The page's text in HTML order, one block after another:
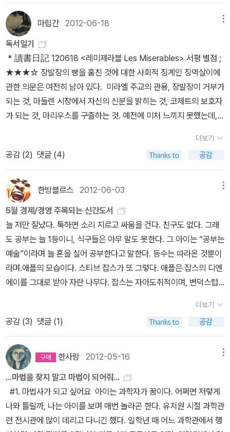
^ 독특한 그림을 그리는 '모로호시 다이지로'의 요괴헌터 완결
작인줄 알았더니 시리즈네... Y 더 라스트맨보다는 자극적이지
않지만, 심오한 주제를 다룬 DC와 마블의 히어로 들과는 또 다른 히
어로 그래픽 노블 영화 때문에 읽게된 만화. 프랭크 밀러 스타일
이 느껴지는데, 영화가 원작을 잘 살린것 같네요.
정리한 마블, DC, 버티고 출판사 만화들 정리한 영어책
들 드디어 '그림자매'시리즈를 10년만에 읽게 되었네요. 처음
만났을때 그림동화를 이렇게 재해석하기도 하는구나..감탄했었는데,
은 평을 주었는데, 만약 페블즈라는 그래픽 노블을 먼저 만났더라면
평이 달라졌을수도 있겠어요.^^ 조카가 너무 좋아하는 시리즈
라 저는 영어책으로 먼저 읽고 나중에 조카도 영어책으로 읽길 바라
는 마음에서 구입했지만, 조카는 그냥 한글로 읽는데요. ㅎㅎ 빨리 읽
고 반값에 알라딘 정리 조카와 함께 읽었던 그
림책들 정리중... ============================
======================================
============== 선물 한 책들 - 선물로 구입한 책도 있고,
읽고 선물한 책들도 있어요. 즐겁게 읽은책을 함께 나
누는것이 가장 기쁜것 같습니다. 올해 첫 조카에게 선물한 책.
조카가 좋아하는 시리즈 '설민석', '39층', '마법천자문', '엉덩이 탐
기 시작했어요. 살짝 걱정을 하길래, 재미있게 읽으라고 선물. 1권
카 추천한책 조카가 어린이날 선물로 고른책- 기특한 녀석 ^^ 그림
은 못 그리겨도 그림 그리기를 좋아하는 조카~여행갔던 홍콩과 대만
이 있어서 더 좋았어요. 1권 읽다가 선물해주고 싶은 친구
가 생각나서 선물했어요.
==========================
======================================
린 현실에서도 훈훈한 인정이... 이병승 작가 <여우의 화원>이 2012
년 2분기 우수문학도서로 선정됐다. 쌍용차 해고 노등자 가족 아이들
의 용역놀이는 가슴 아프고 섬뜩...책을 읽고 리뷰하지 못했는데 뒤늦
은 축하와 더불어 관심도서로 찜한다. 청소년 테마소설 <난 아프지
않아>는 2012년 여름 책따세추천도서로도 선정됐다.표제작이기도
한 이병승의 「난 아프지 않아」는 학교폭력과 왕따 문제를 다루고 있
다. 중학교에 올라가 일찌감치 입시를 위한 경쟁 체제에 내몰린 ‘나’는
어느 날 멋진 친구가 생겼다. 여기엔 깜짝 놀랄 반전과 슬픈 결말이 예
를 허물고 그 안에 아이들 특유의 감성을 예민하게 담아낸 작품이다.
(알라딘 책소개) 김남중 작가님의 신간도서 <아파트 옆 작은 논>과
<연이동 월령전>지난 주 전화통화할 때, 곧 광주를 다룬 신간도서가
나온다고 했는데 바로 이 책인가 보다.^^《연이동 원령전》은 1980년
5월 광주항쟁을 다루고 있다. 물론 광주는 30년도 더 지난 과거의 사
건만은 아니다. 당사자들이 아직 살아 있으며, 사람들의 고통 역시 현
재적이다. 여전히 우리 머리와 가슴을 짓누르는 고통이자 다른 한편
우리를 달뜨게 하는 자부심이기도 하다. 이 무거운 역사적 주제를 동
화는 어떻게 형상화할 것인가? 어린 아이들에게까지 굳이 알릴 필요
가 있을까, 하고 눙치고 넘어가는 것이야말로 역사적 무지를 드러내
는 어리석은 생각일 것이다. 그렇다면 어떻게 형상화해야 할 것인가?
다. 그리고 그 중간을 이어주는 샤머니즘적인 만신과 무녀, 아이들을
통해 매끄럽고 실감나게 현실과 역사적 의미를 함께 포착하고 있다....
(알라딘 책소개)
전문가가 추천하는 8월의 좋은 어린책~~요즘 세밀
화를 배우는 중이라 끌린다.<우리나라의 유네스코 세계유산>은방학
중 논술수업에 활용해볼까... 그리고 궁금한 신간들~ 7월에
발표된 2012년 여름 책따세 추천도서도 담아본다. ● 이 목록은 누구
나 자유롭게 활용할 수 있으며, 출처를 밝힌다면 얼마든지 변형하여
활용해도 좋습니다. 단, 책/따/세의 사전 허락 없이 책/따/세 목록과
다(온도가 400도가 넘는다). 하지만 20억년은 상당히 긴 시간이고,
인류는 거의 틀림없이 그보다 휠씬 전에 멸종했을 테니, 누군가 남아
서 튀겨지는 일은 없을 것이다. 아니면, 인류의 기술이 굉장히 발달해
지구를 더 안락한 궤도로 이동시킬 수 있을지도 모른다. -p130 우리
의 지구가 영원토록 한마음 한 뜻으로 두 손 모아 기도 드리자~ 20
05년 12월 20일, 펜실베니아주 해리스버그의 연방법원 판사 존 존
스 3세가 '키츠밀러 대 도버 지역 학군' 재판의 판결을 내리는 날이었
다. 펜실베니아 주 도버의 학교 관리자들이 지역 고등학교에서 쓸 생
물교과서를 정하려고 모였다. 그런데 지금의 교과서가 다윈주의 진화
이론을 고수하는 게 못마땅했던 교육위원회 몇 명이 성경적 창조 이
론을 소개하는 대안 교과서를 쓰자고 제안했다. 이러자 후폭풍이 몰
설계론은 과학이 아니라 종교라고 반박하며 수업을 거부하였다. 공립
학교에서 종교적 내용을 가르치는 것은 미국 헌법에 위배되는 것이기
에 분개한 학부모 열한명이 나서서 문제를 법정을 가져갔다. 이에 조
지 부시 대통령이 지명한 사람답게 독실한 신자이고 보수적인 공화당
원인 존스 판사는 크리스마스 닷새전 판결문을 언도했다. 이성적이
고 객관적인 관찰자가 이 사건에 제출된 양측의 방대한 자료와 재판
부의 서술을 본다면, 지적 설계론은 흥미로운 신학적 변론이기는 하
되 과학은 아니라는 결론에 다다를 수 밖에 없을 것이다....... 요컨대
이론의 위치를 틀리게 설명했고, 학생들로 하여금 과학적 장당성도
없이 그 타당성을 의심하게 했고, 과학 이론으로 가장한 대안적 종교
이론을 학생들에게 제안했고, 창조론 책인 <판다와 인간>을 과학자
료인 것처럼 묘사하며 학생들에게 참고하라고 안내했으며, 학생들로
하여금 공립학교의 교실에서 과학적 탐구를 하는 대신 다른 곳에서
종교적 가르침을 구하라고 지시했다. 판사는 진화 이론에 심각한 결
함이 있다는 피고측 주장 또한 사실이 아니라고 기각했다. 다윈의 진
화이론은 물론 완벽하지 않다. 하지만 과학 이론이 아직 모든 논저믈
설명해 내지 못한다는 점을 구실로 삼아 종교에 기반한 시험 불가능
마립간 2012-06-18
독서일기
* 讀書日記 120618 <레미제라블 Les Miserables> 서평 별점 ;
★★★☆ 장발장의 빵을 훔친 것에 대한 사회적 징계인 징역살이에
관한 의문은 여전히 남아 있다. 미라엘 주교의 관용, 장발장이 거부가
되는 것, 마들렌 시장에서 자신의 신분을 밝히는 것, 코제트의 보호자
가 되는 것, 마리우스를 구출하는 것. 예전에 미처 느끼지 못했는데,
긴박감을 주는 내용. * 밑줄긋기p 48 그는 1815년 10월에 만기로
석방되었다. 유리창 한 장을 깨고 한 조각의 빵을 훔친 죄로 그는 179
6년에 투옥되었다.p 48 그는 감옥에 들어갈 때는 절망에 빠진 상태
였으나, 나올 때는 침울해져 있었다.p 74 이 두 사람은 벼락부자가
된 속물과 타락한 지식인으로 구성된 잡탕 계급에 속해 있었다. 말하
자면 중류 계급과 하층 계급의 중간에 놓여 있어서, 얼마간의 후자의
결점과 전자의 거의 모든 악덕을 아울러 가지고 있었다. 더욱이 그들
은 노동자의 고매한 정열이나 시민의 성실한 질서도 갖고 있지 못했
다.p 76 한쪽을 사랑하면 반드시 다른 한쪽을 미워하지 않고는 못 견
디는 성질의 인간이 있다. 테나르디에의 아내는 자기 딸을은 더없이
사랑했으나, 이 때문에 남의 아이인 코제트를 미워했다.p 95 그녀는
정말로 존경할 만한 여자였으며, 확고하고 공정하며 가난한 사람들을
잘 도왔다. 그러나 남을 이해하고 용서하는 자비심은 그리 넉넉하지
수 없다.p 150 그가 베푼 선행은 불과 두서너 시간 안에 깨끗이 잊혀
지고,p 443 그는 세상에 태어나 처음으로 머리를 숙이고, 또한 태어
나서 처음으로 뒷짐을 지고 걷고 있었다. ; 그는 자베르 <아이의
자존감> 서평 별점 ; ★★★ 아래 2개의 글을 읽을 것으로 가치가 있
었다. * 밑줄긋기p 210 관습적으로 쓰이는 자존심은 ‘굽히지 않으려
는 의지’ ‘다른 사람과 자신을 비교했을 때 존중받고 싶어하는 마음’을
더보기
공감 (2) 댓글 (4)
한방블르스 2012-06-03
5월 경제/경영 주목되는 신간도서
늘 저만 잘났다. 툭하면 소리 지르고 싸움을 건다. 친구도 없다. 그래
도 공부는 늘 1등이니, 식구들은 아무 말도 못한다. 그 아이는 “공부는
예술”이라며 늘 혼을 실어 공부한다고 말한다. 등수는 따라온 것뿐이
라며.애플의 모습이다. 스티브 잡스가 또 그렇다. 애플은 잡스의 디엔
에이를 그대로 받아 자란 나무다. 잡스는 자아도취적이며, 변덕스럽
현대 경영학의 검증된 이론을 완전히 거스른다. 정보공유란 단어가
없다. 온통 비밀스럽다. “애플 직원들은 회사에 목수가 나타나면 뭔가
중요한 일이 진행되고 있음을 직감한다. 새로운 벽이 세워지고 거기
에 문이 생기며 보안장치가 마련된다. 투명했던 창문은 내부가 보이
지 않도록 코팅 처리된다.”지은이의 관심은 ‘못된’ 애플을 드러내자는
게 아니라 이런 기업이 어떻게 세계 최고가 되었는가에 있다. 그리고
욕을 먹는 바로 그 못된 짓들에서 비결을 찾는다. ‘아니오’라고 누구나
말할 수 있는 것은 애플 제품 개발의 핵심 교리이다. 좋은 제품은 배려
에서 나올 수 있지만 세계 최고는 불가능하다고 믿기 때문이다. 그 과
더보기
공감 (3) 댓글 (1)
한사람 2012-05-16
...마법을 찾지 말고 마법이 되어줘...
#1. 마법사가 되고 싶어요 아이는 과학자가 꿈이다. 어쩌면 저렇게
나와 틀릴까, 나는 아이를 보며 매번 놀라곤 한다. 유치원 시절 과학관
련 전시관에 많이 데리고 다니긴 했다. 일학년 때 어느 과학관에서 행